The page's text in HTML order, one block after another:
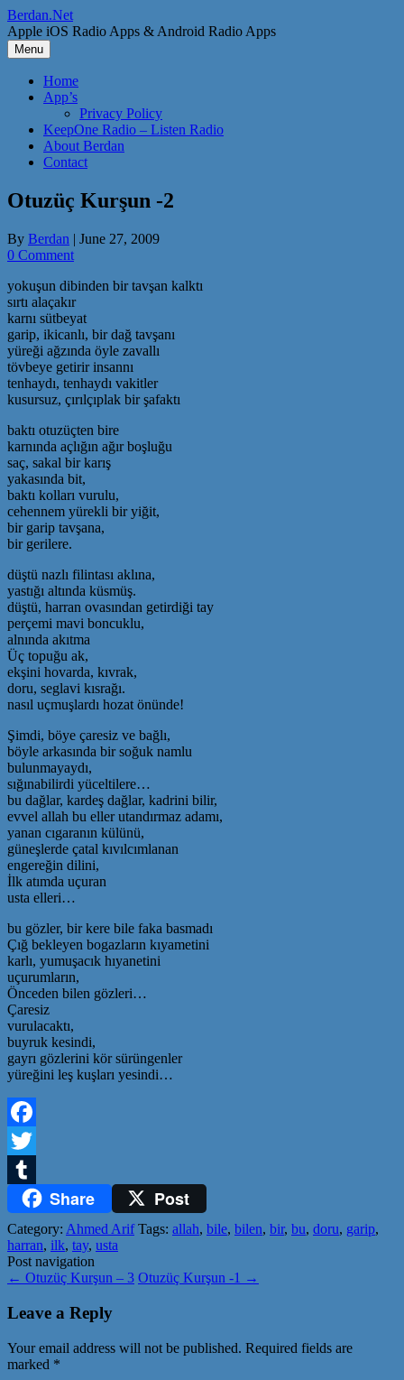
Skip
to
content
Berdan.Net
Apple iOS Radio Apps & Android Radio Apps
Menu
Home
App’s
Privacy Policy
KeepOne Radio – Listen Radio
About Berdan
Contact
Otuzüç Kurşun -2
By Berdan | June 27, 2009
0 Comment
yokuşun dibinden bir tavşan kalktı
sırtı alaçakır
karnı sütbeyat
garip, ikicanlı, bir dağ tavşanı
yüreği ağzında öyle zavallı
tövbeye getirir insannı
tenhaydı, tenhaydı vakitler
kusursuz, çırılçıplak bir şafaktı
baktı otuzüçten bire
karnında açlığın ağır boşluğu
saç, sakal bir karış
yakasında bit,
baktı kolları vurulu,
cehennem yürekli bir yiğit,
bir garip tavşana,
bir gerilere.
düştü nazlı filintası aklına,
yastığı altında küsmüş.
düştü, harran ovasından getirdiği tay
perçemi mavi boncuklu,
alnında akıtma
Üç topuğu ak,
ekşini hovarda, kıvrak,
doru, seglavi kısrağı.
nasıl uçmuşlardı hozat önünde!
Şimdi, böye çaresiz ve bağlı,
böyle arkasında bir soğuk namlu
bulunmayaydı,
sığınabilirdi yüceltilere…
bu dağlar, kardeş dağlar, kadrini bilir,
evvel allah bu eller utandırmaz adamı,
yanan cıgaranın külünü,
güneşlerde çatal kıvılcımlanan
engereğin dilini,
İlk atımda uçuran
usta elleri…
bu gözler, bir kere bile faka basmadı
Çığ bekleyen bogazların kıyametini
karlı, yumuşacık hıyanetini
uçurumların,
Önceden bilen gözleri…
Çaresiz
vurulacaktı,
buyruk kesindi,
gayrı gözlerini kör sürüngenler
yüreğini leş kuşları yesindi…
Facebook
Twitter
Tumblr Share Post
Category: Ahmed Arif Tags: allah, bile, bilen, bir, bu, doru, garip,
harran, ilk, tay, usta
Post navigation
← Otuzüç Kurşun – 3 Otuzüç Kurşun -1 →
Leave a Reply
Your email address will not be published. Required fields are
marked *